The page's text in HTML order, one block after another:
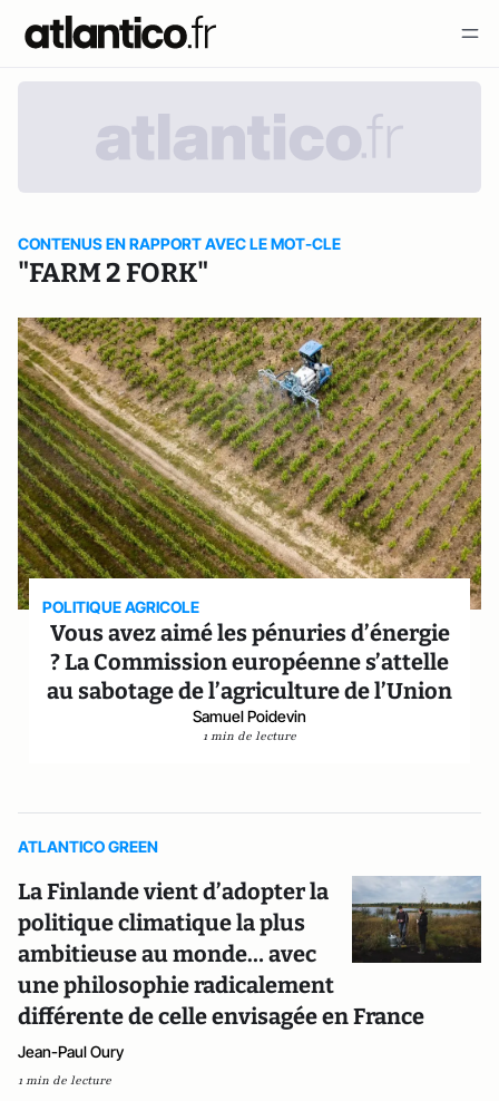
CONTENUS EN RAPPORT AVEC LE MOT-CLE
"FARM 2 FORK"
POLITIQUE AGRICOLE
Vous avez aimé les pénuries d’énergie
? La Commission européenne s’attelle
au sabotage de l’agriculture de l’Union
Samuel Poidevin
1 min de lecture
ATLANTICO GREEN
La Finlande vient d’adopter la
politique climatique la plus
ambitieuse au monde… avec
une philosophie radicalement
différente de celle envisagée en France
Jean-Paul Oury
1 min de lecture